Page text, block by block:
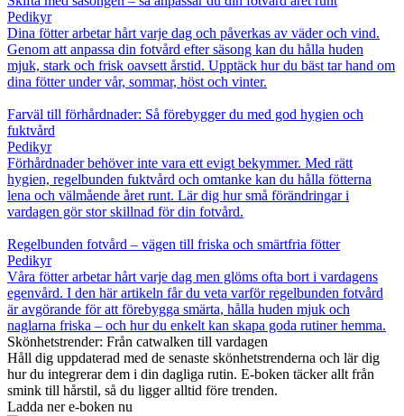
Pedikyr
Dina fötter arbetar hårt varje dag och påverkas av väder och vind.
Genom att anpassa din fotvård efter säsong kan du hålla huden
mjuk, stark och frisk oavsett årstid. Upptäck hur du bäst tar hand om
dina fötter under vår, sommar, höst och vinter.
Farväl till förhårdnader: Så förebygger du med god hygien och
fuktvård
Pedikyr
Förhårdnader behöver inte vara ett evigt bekymmer. Med rätt
hygien, regelbunden fuktvård och omtanke kan du hålla fötterna
lena och välmående året runt. Lär dig hur små förändringar i
vardagen gör stor skillnad för din fotvård.
Regelbunden fotvård – vägen till friska och smärtfria fötter
Pedikyr
Våra fötter arbetar hårt varje dag men glöms ofta bort i vardagens
egenvård. I den här artikeln får du veta varför regelbunden fotvård
är avgörande för att förebygga smärta, hålla huden mjuk och
naglarna friska – och hur du enkelt kan skapa goda rutiner hemma.
Skönhetstrender: Från catwalken till vardagen
Håll dig uppdaterad med de senaste skönhetstrenderna och lär dig
hur du integrerar dem i din dagliga rutin. E-boken täcker allt från
smink till hårstil, så du ligger alltid före trenden.
Ladda ner e-boken nu